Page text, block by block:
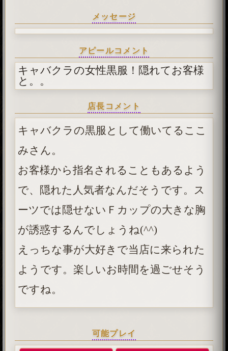
メッセージ
アピールコメント
キャバクラの女性黒服！隠れてお客様
と。。
店長コメント
キャバクラの黒服として働いてるここ
みさん。
お客様から指名されることもあるよう
で、隠れた人気者なんだそうです。ス
ーツでは隠せないＦカップの大きな胸
が誘惑するんでしょうね(^^)
えっちな事が大好きで当店に来られた
ようです。楽しいお時間を過ごせそう
ですね。
可能プレイ